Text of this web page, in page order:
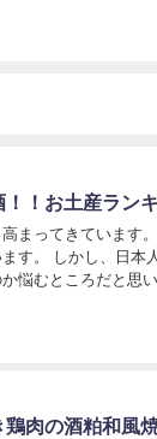
！お土産ラン
まってきています
す。 しかし、日本
悩むところだと思
肉の酒粕和風